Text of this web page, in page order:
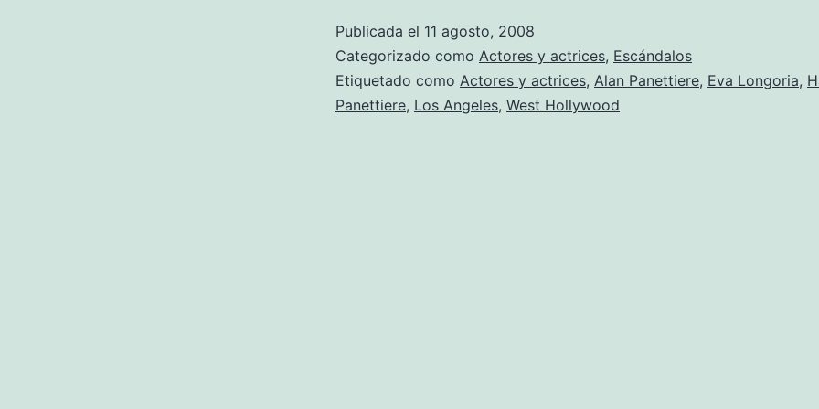
Publicada el 11 agosto, 2008
Categorizado como Actores y actrices, Escándalos
Etiquetado como Actores y actrices, Alan Panettiere, Eva Longoria,
Panettiere, Los Angeles, West Hollywood